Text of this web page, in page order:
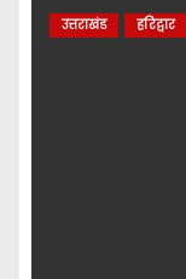
उत्तराखंड हरिद्वार